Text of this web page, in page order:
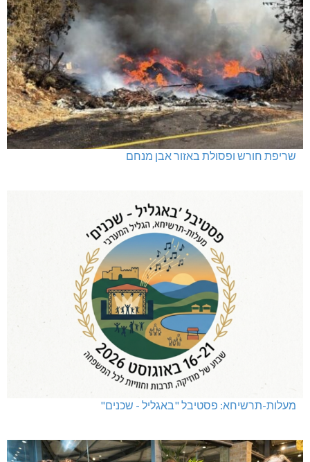
שריפת חורש ופסולת באזור אבן מנחם
מעלות-תרשיחא: פסטיבל "באגליל - שכנים"